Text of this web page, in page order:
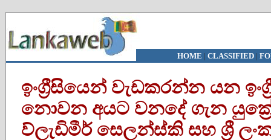
HOME | CLASSIFIED|
ඉංග්‍රීසියෙන් වැඩකරන්න යන
නොවන අයට වනදේ ගැන
ව්ලැඩිමීර් සෙලන්ස්කි සහ ශ්‍රී